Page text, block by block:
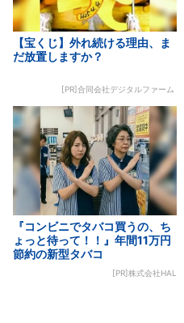
【宝くじ】外れ続ける理由、ま
だ放置しますか？
[PR]合同会社デジタルファーム
『コンビニでタバコ買うの、ち
ょっと待って！！』年間11万円
節約の新型タバコ
[PR]株式会社HAL